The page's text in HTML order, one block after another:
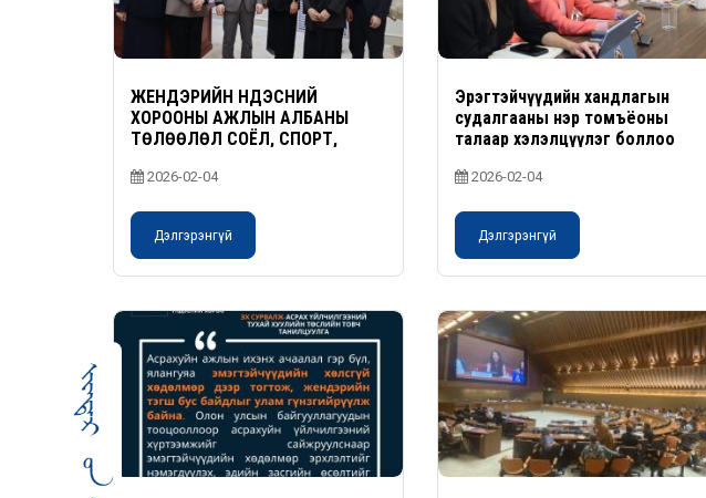
ЖЕНДЭРИЙН ҮНДЭСНИЙ
ХОРООНЫ АЖЛЫН АЛБАНЫ
ТӨЛӨӨЛӨЛ СОЁЛ, СПОРТ,
ЗАЛУУЧУУДЫН ЯАМАНД
2026-02-04
Дэлгэрэнгүй
Эрэгтэйчүүдийн хандлагын
судалгааны нэр томъёоны
талаар хэлэлцүүлэг боллоо
2026-02-04
Дэлгэрэнгүй